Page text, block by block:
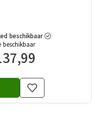
beschikbaar
beschikbaar